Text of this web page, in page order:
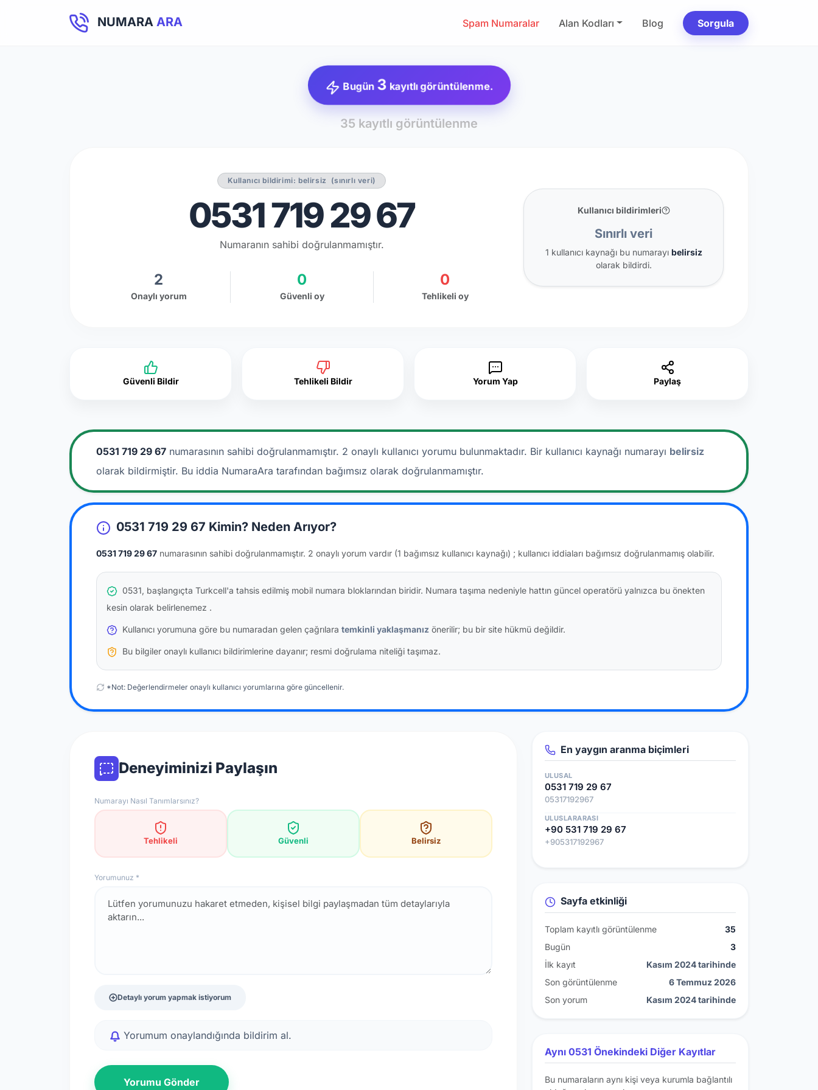
NUMARA ARA Spam Numaralar Alan Kodları Blog Sorgula
Bugün3 kayıtlı görüntülenme.
35 kayıtlı görüntülenme
Kullanıcı bildirimi: belirsiz (sınırlı veri)
0531 719 29 67
Numaranın sahibi doğrulanmamıştır.
2
Onaylı yorum
0
Güvenli oy
0
Tehlikeli oy
Kullanıcı bildirimleri
Sınırlı veri
1 kullanıcı kaynağı bu numarayı belirsiz
olarak bildirdi.
Güvenli Bildir Tehlikeli Bildir Yorum Yap Paylaş
0531 719 29 67 numarasının sahibi doğrulanmamıştır. 2 onaylı kullanıcı yorumu bulunmaktadır. Bir kullanıcı kaynağı numarayı belirsiz
olarak bildirmiştir. Bu iddia NumaraAra tarafından bağımsız olarak doğrulanmamıştır.
0531 719 29 67 Kimin? Neden Arıyor?
0531 719 29 67 numarasının sahibi doğrulanmamıştır. 2 onaylı yorum vardır (1 bağımsız kullanıcı kaynağı) ; kullanıcı iddiaları bağımsız doğrulanmamış olabilir.
0531, başlangıçta Turkcell'a tahsis edilmiş mobil numara bloklarından biridir. Numara taşıma nedeniyle hattın güncel operatörü yalnızca bu önekten
kesin olarak belirlenemez .
Kullanıcı yorumuna göre bu numaradan gelen çağrılara temkinli yaklaşmanız önerilir; bu bir site hükmü değildir.
Bu bilgiler onaylı kullanıcı bildirimlerine dayanır; resmi doğrulama niteliği taşımaz.
*Not: Değerlendirmeler onaylı kullanıcı yorumlarına göre güncellenir.
Deneyiminizi Paylaşın
Numarayı Nasıl Tanımlarsınız?
Tehlikeli Güvenli Belirsiz
Yorumunuz *
Detaylı yorum yapmak istiyorum
Yorumum onaylandığında bildirim al.
Yorumu Gönder
En yaygın aranma biçimleri
ULUSAL
0531 719 29 67
05317192967
ULUSLARARASI
+90 531 719 29 67
+905317192967
Sayfa etkinliği
Toplam kayıtlı görüntülenme
35
Bugün
3
İlk kayıt
Kasım 2024 tarihinde
Son görüntülenme
6 Temmuz 2026
Son yorum
Kasım 2024 tarihinde
Aynı 0531 Önekindeki Diğer Kayıtlar
Bu numaraların aynı kişi veya kurumla bağlantılı